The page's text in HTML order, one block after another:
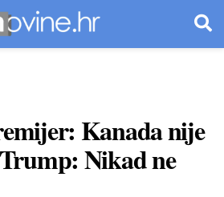
Kanada nije
Nikad ne